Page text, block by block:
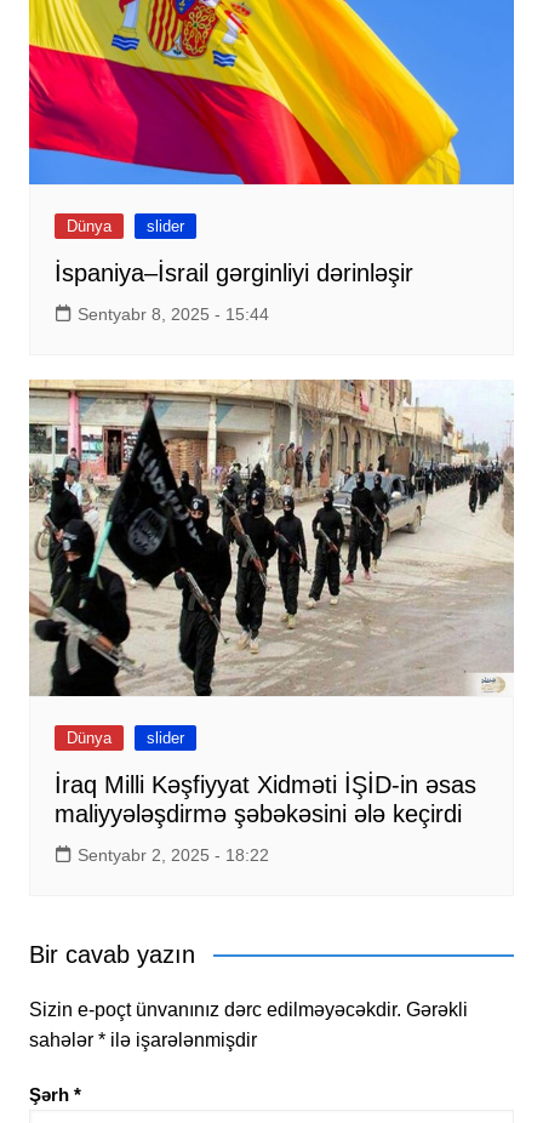
Dünya slider
İspaniya–İsrail gərginliyi dərinləşir
Sentyabr 8, 2025 - 15:44
Dünya slider
İraq Milli Kəşfiyyat Xidməti İŞİD-in əsas
maliyyələşdirmə şəbəkəsini ələ keçirdi
Sentyabr 2, 2025 - 18:22
Bir cavab yazın
Sizin e-poçt ünvanınız dərc edilməyəcəkdir. Gərəkli
sahələr *ilə işarələnmişdir
Şərh *